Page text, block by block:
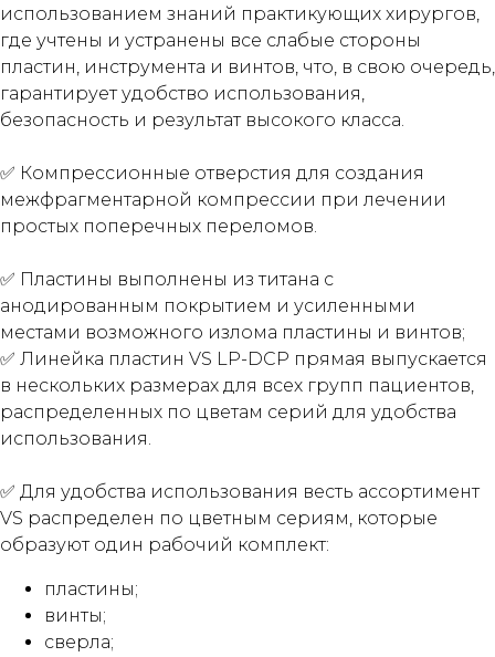
использованием знаний практикующих хирургов,
где учтены и устранены все слабые стороны
пластин, инструмента и винтов, что, в свою очередь,
гарантирует удобство использования,
безопасность и результат высокого класса.
✅ Компрессионные отверстия для создания
межфрагментарной компрессии при лечении
простых поперечных переломов.
✅ Пластины выполнены из титана с
анодированным покрытием и усиленными
местами возможного излома пластины и винтов;
✅ Линейка пластин VS LP-DCP прямая выпускается
в нескольких размерах для всех групп пациентов,
распределенных по цветам серий для удобства
использования.
✅ Для удобства использования весть ассортимент
VS распределен по цветным сериям, которые
образуют один рабочий комплект:
пластины;
винты;
сверла;